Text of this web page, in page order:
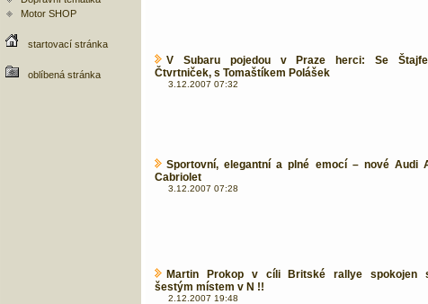
Motor SHOP
startovací stránka
oblíbená stránka
V Subaru pojedou v Praze herci: Se
Čtvrtniček, s Tomaštíkem Polášek
3.12.2007 07:32
Sportovní, elegantní a plné emocí – nové Audi
Cabriolet
3.12.2007 07:28
Martin Prokop v cíli Britské rallye spokojen
šestým místem v N !!
2.12.2007 19:48